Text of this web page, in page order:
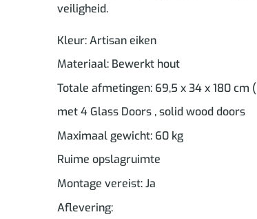
veiligheid.
Kleur: Artisan eiken
Materiaal: Bewerkt hout
Totale afmetingen: 69,5 x 34 x 180 cm
met 4 Glass Doors , solid wood doors
Maximaal gewicht: 60 kg
Ruime opslagruimte
Montage vereist: Ja
Aflevering: